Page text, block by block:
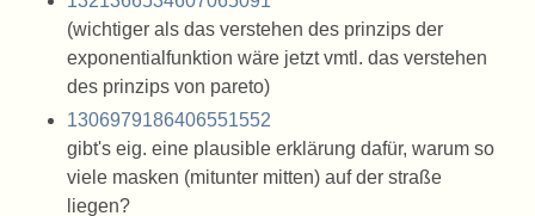
(wichtiger als das verstehen des prinzips der
exponentialfunktion wäre jetzt vmtl. das verstehen
des prinzips von pareto)
1306979186406551552
gibt's eig. eine plausible erklärung dafür, warum so
viele masken (mitunter mitten) auf der straße
liegen?